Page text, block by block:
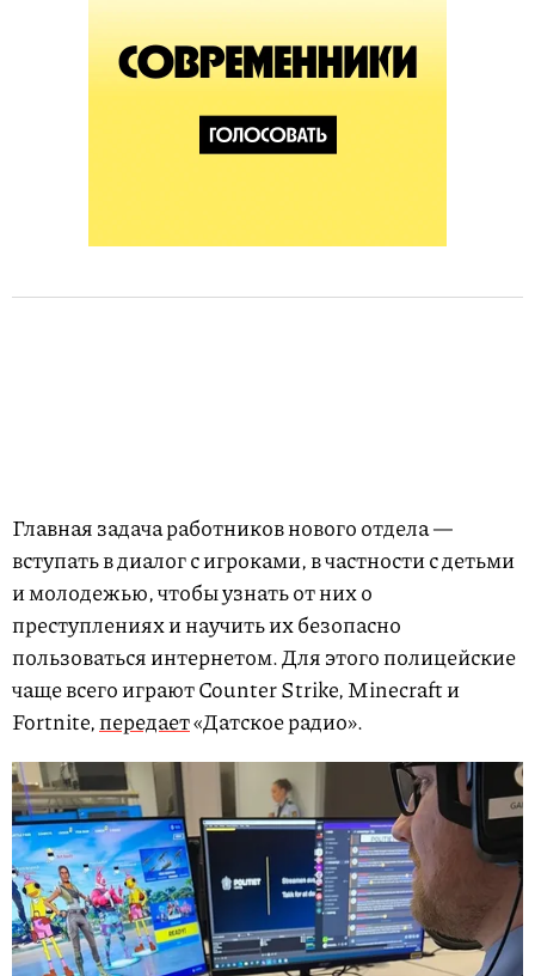
Главная задача работников нового отдела —
вступать в диалог с игроками, в частности с детьми
и молодежью, чтобы узнать от них о
преступлениях и научить их безопасно
пользоваться интернетом. Для этого полицейские
чаще всего играют Counter Strike, Minecraft и
Fortnite,передает«Датское радио».